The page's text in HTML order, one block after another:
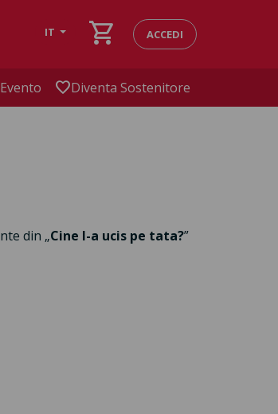
IT shopping_cart ACCEDI
favoriteDiventa Sostenitore
din „Cine l-a ucis pe tata?”